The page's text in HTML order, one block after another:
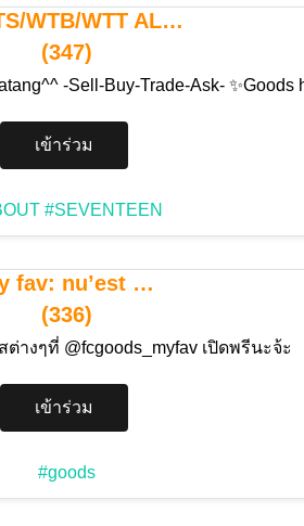
WTB/WTT AL…
(347)
-Sell-Buy-Trade-Ask-
เข้าร่วม
#SEVENTEEN
fav: nu’est …
(336)
างๆที่ @fcgoods_myfav เปิดพรีนะจ้ะ
เข้าร่วม
#goods